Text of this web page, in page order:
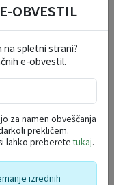
so ne
8
9
OBVESTIL
na spletni strani?
e-obvestil.
za namen obveščanja
prekličem.
lahko preberetetukaj.
izrednih